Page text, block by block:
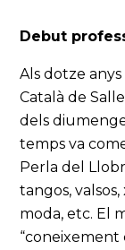
Debut
Als dotze
Català de
dels
temps va
Perla del
tangos,
moda, etc. El
“coneixement